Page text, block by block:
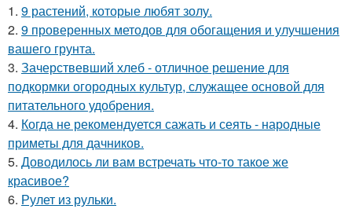
1. 9 растений, которые любят золу.
2. 9 проверенных методов для обогащения и улучшения
вашего грунта.
3. Зачерствевший хлеб - отличное решение для
подкормки огородных культур, служащее основой для
питательного удобрения.
4. Когда не рекомендуется сажать и сеять - народные
приметы для дачников.
5. Доводилось ли вам встречать что-то такое же
красивое?
6. Рулет из рульки.